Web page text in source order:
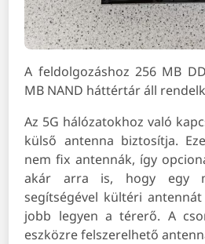
A feldolgozáshoz 256 MB
MB NAND háttértár áll
Az 5G hálózatokhoz való
külső antenna biztosítja.
nem fix antennák, így
akár arra is, hogy egy
segítségével kültéri
jobb legyen a térerő. A
eszközre felszerelhető